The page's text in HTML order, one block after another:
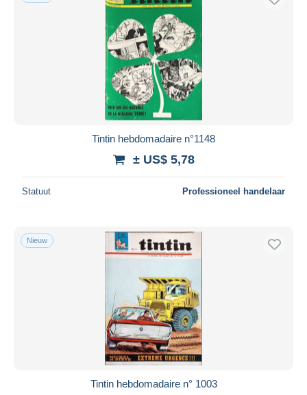
Tintin hebdomadaire n°1148
± US$ 5,78
Statuut Professioneel handelaar
Nieuw
Tintin hebdomadaire n° 1003